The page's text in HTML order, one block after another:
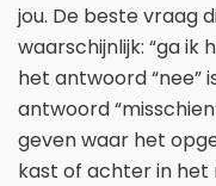
jou. De beste vraag
waarschijnlijk: “ga ik
het antwoord “nee”
antwoord
geven waar het
kast of achter in het